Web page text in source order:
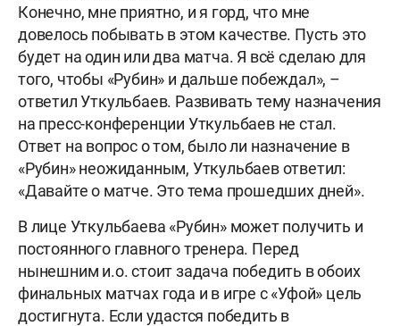
Конечно, мне приятно, и я горд, что мне
довелось побывать в этом качестве. Пусть это
будет на один или два матча. Я всё сделаю для
того, чтобы «Рубин» и дальше побеждал», –
ответил Уткульбаев. Развивать тему назначения
на пресс-конференции Уткульбаев не стал.
Ответ на вопрос о том, было ли назначение в
«Рубин» неожиданным, Уткульбаев ответил:
«Давайте о матче. Это тема прошедших дней».
В лице Уткульбаева «Рубин» может получить и
постоянного главного тренера. Перед
нынешним и.о. стоит задача победить в обоих
финальных матчах года и в игре с «Уфой» цель
достигнута. Если удастся победить в